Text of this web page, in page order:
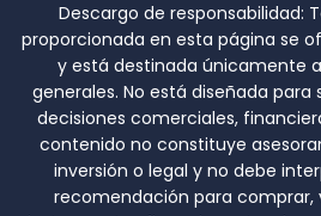
Descargo de responsabilidad:
proporcionada en esta página se
y está destinada únicamente
generales. No está diseñada
decisiones comerciales,
contenido no constituye
inversión o legal y no debe
recomendación para